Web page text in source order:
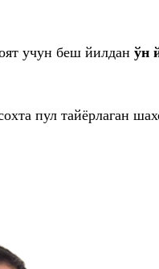
учун беш йилдан ўн
пул тайёрлаган